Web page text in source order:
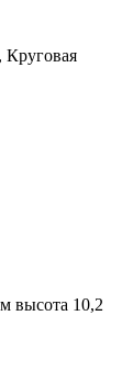
Круговая
высота 10,2